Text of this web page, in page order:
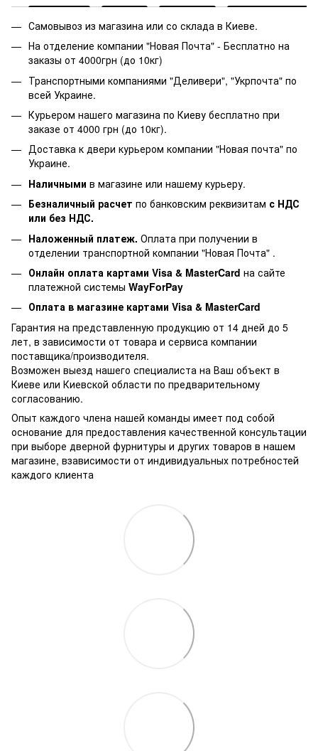
Самовывоз из магазина или со склада в Киеве.
На отделение компании "Новая Почта" - Бесплатно на
заказы от 4000грн (до 10кг)
Транспортными компаниями "Деливери", "Укрпочта" по
всей Украине.
Курьером нашего магазина по Киеву бесплатно при
заказе от 4000 грн (до 10кг).
Доставка к двери курьером компании "Новая почта" по
Украине.
Наличными в магазине или нашему курьеру.
Безналичный расчет по банковским реквизитам с НДС
или без НДС.
Наложенный платеж. Оплата при получении в
отделении транспортной компании "Новая Почта" .
Онлайн оплата картами Visa & MasterCard на сайте
платежной системы WayForPay
Оплата в магазине картами Visa & MasterCard
Гарантия на представленную продукцию от 14 дней до 5
лет, в зависимости от товара и сервиса компании
поставщика/производителя.
Возможен выезд нашего специалиста на Ваш объект в
Киеве или Киевской области по предварительному
согласованию.
Опыт каждого члена нашей команды имеет под собой
основание для предоставления качественной консультации
при выборе дверной фурнитуры и других товаров в нашем
магазине, взависимости от индивидуальных потребностей
каждого клиента